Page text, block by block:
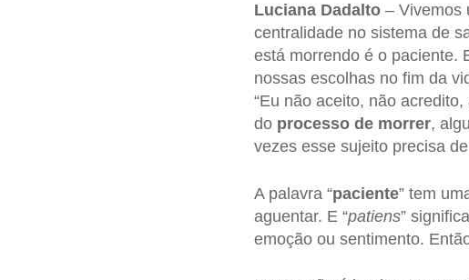
Luciana Dadalto– Vivemos
centralidade no sistema de
está morrendo é o paciente.
nossas escolhas no fim da
“Eu não aceito, não
do processo de morrer,
vezes esse sujeito precisa
A palavra “paciente” tem
aguentar. E “patiens”
emoção ou sentimento.